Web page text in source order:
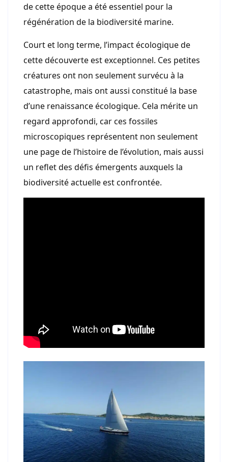
de cette époque a été essentiel pour la
régénération de la biodiversité marine.
Court et long terme, l’impact écologique de
cette découverte est exceptionnel. Ces petites
créatures ont non seulement survécu à la
catastrophe, mais ont aussi constitué la base
d’une renaissance écologique. Cela mérite un
regard approfondi, car ces fossiles
microscopiques représentent non seulement
une page de l’histoire de l’évolution, mais aussi
un reflet des défis émergents auxquels la
biodiversité actuelle est confrontée.